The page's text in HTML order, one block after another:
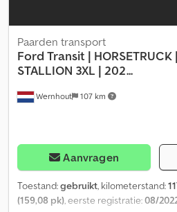
Wernhout 107 km
Paarden transport
Ford Transit | HORSETRUCK
STALLION 3XL | 202...
Aanvragen
Toestand:gebruikt, kilometerstand:
(159,08 pk), eerste registratie:08/